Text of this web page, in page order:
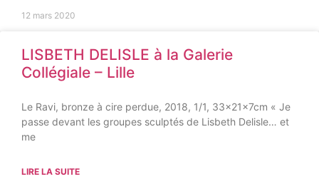
12 mars 2020
LISBETH DELISLE à la Galerie
Collégiale – Lille
Le Ravi, bronze à cire perdue, 2018, 1/1, 33x21x7cm « Je
passe devant les groupes sculptés de Lisbeth Delisle… et
me
LIRE LA SUITE